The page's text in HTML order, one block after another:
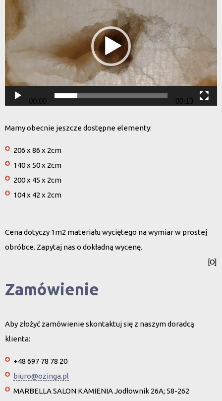
video
00:00 00:13
Mamy obecnie jeszcze dostępne elementy:
206 x 86 x 2cm
140 x 50 x 2cm
200 x 45 x 2cm
104 x 42 x 2cm
Cena dotyczy 1m2 materiału wyciętego na wymiar w prostej
obróbce. Zapytaj nas o dokładną wycenę.
[O]
Zamówienie
Aby złożyć zamówienie skontaktuj się z naszym doradcą
klienta:
+48 697 78 78 20
biuro@ozinga.pl
MARBELLA SALON KAMIENIA Jodłownik 26A; 58-262